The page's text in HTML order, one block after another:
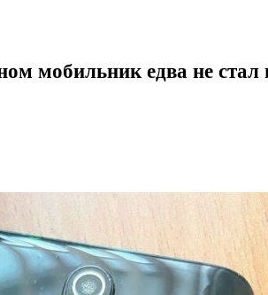
мобильник едва не